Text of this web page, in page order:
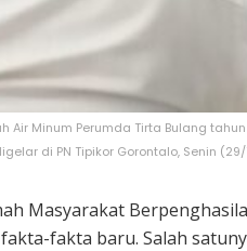
Minum Perumda Tirta Bulang
di PN Tipikor Gorontalo, Senin
Masyarakat
fakta baru. Salah